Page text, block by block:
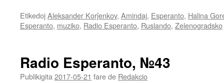
RSS FEED
LINK
EtikedojAleksander Korĵenkov, Amindaj, Esperanto, Halina
Esperanto, muziko, Radio Esperanto, Ruslando, Zelenogradsko
Radio Esperanto, №43
Publikigita 2017-05-21 fare de Redakcio